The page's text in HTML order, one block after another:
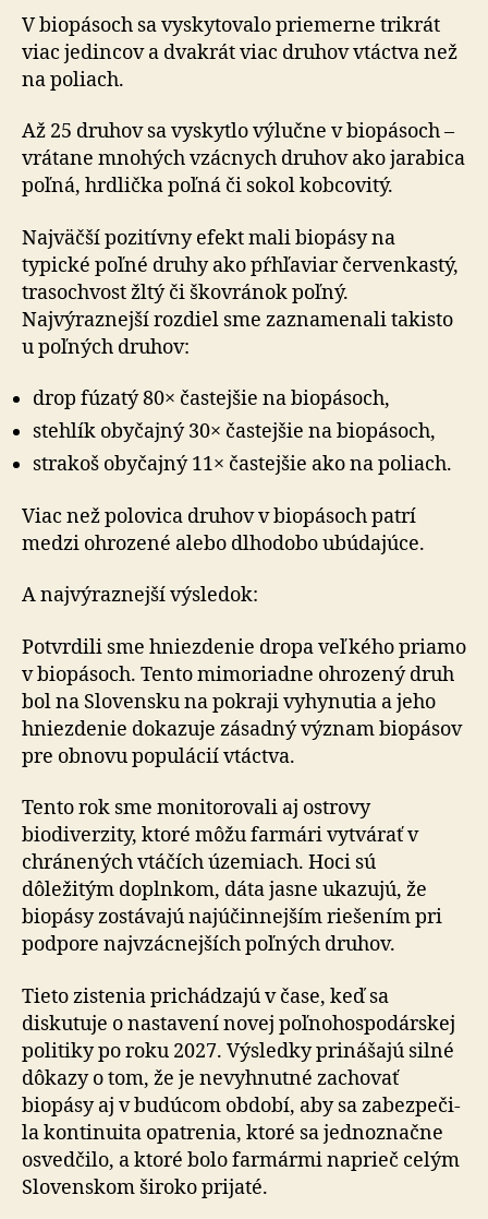
V biopásoch sa vyskytovalo priemerne trikrát
viac je­din­cov a dvakrát viac druhov vtáctva než
na poliach.
Až 25 druhov sa vyskytlo výlučne v biopásoch –
vrátane mnohých vzácnych druhov ako jarabica
poľná, hrdlička poľná či sokol kobcovitý.
Najväčší pozitívny efekt mali biopásy na
typické poľné druhy ako pŕhľaviar červenkastý,
trasochvost žltý či škovránok poľný.
Najvýraznejší rozdiel sme zaznamenali takisto
u poľných druhov:
drop fúzatý 80× častejšie na biopásoch,
stehlík obyčajný 30× častejšie na biopásoch,
strakoš obyčajný 11× častejšie ako na poliach.
Viac než polovica druhov v biopásoch patrí
medzi ohrozené alebo dlhodobo ubúdajúce.
A najvýraznejší výsledok:
Potvrdili sme hniezdenie dropa veľkého priamo
v bio­pá­soch. Tento mimoriadne ohrozený druh
bol na Slovensku na pokraji vyhynutia a jeho
hniezdenie dokazuje zásadný význam biopásov
pre obnovu populácií vtáctva.
Tento rok sme monitorovali aj ostrovy
biodiverzity, ktoré môžu farmári vytvárať v
chránených vtáčích územiach. Hoci sú
dôležitým doplnkom, dáta jasne ukazujú, že
biopásy zostávajú najúčinnejším riešením pri
podpore najvzácnejších poľných druhov.
Tieto zistenia prichádzajú v čase, keď sa
diskutuje o na­sta­ve­ní novej poľnohospodárskej
politiky po roku 2027. Výsledky prinášajú silné
dôkazy o tom, že je nevyhnutné zachovať
biopásy aj v budúcom období, aby sa za­bez­pe­či­
la kontinuita opatrenia, ktoré sa jednoznačne
osvedčilo, a ktoré bolo farmármi naprieč celým
Slovenskom široko prijaté.